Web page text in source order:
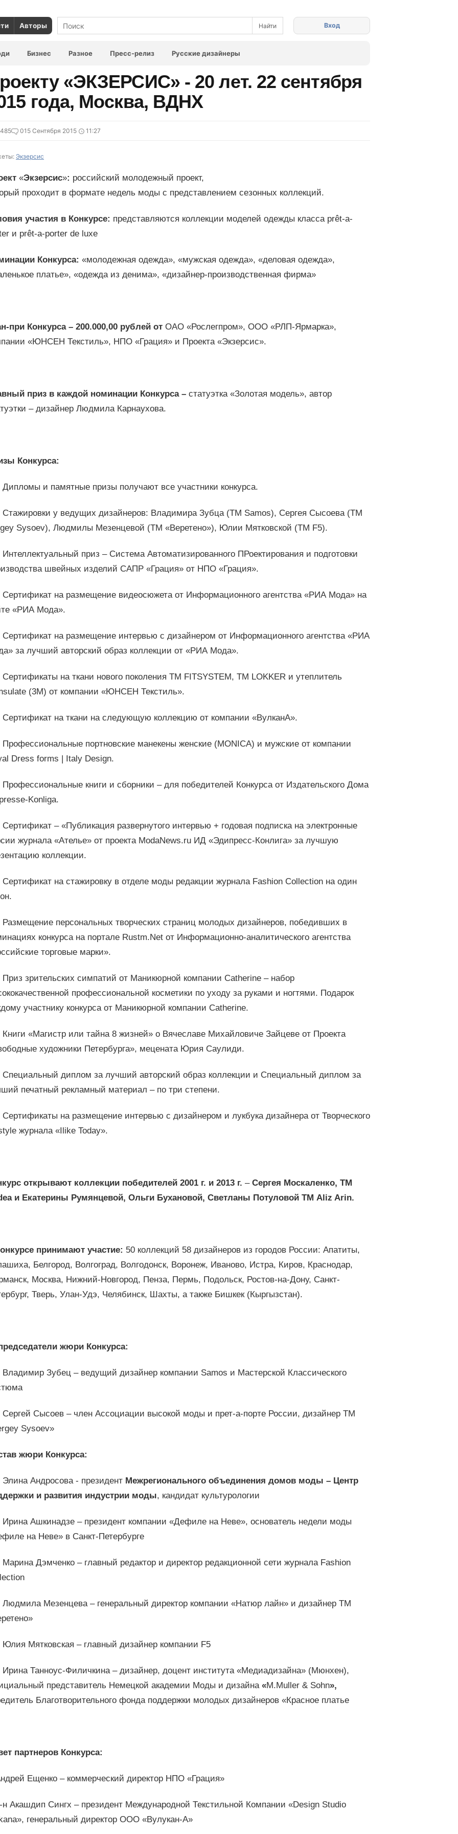
Авторы
Бизнес Разное Пресс-релиз Русские дизайнеры
Вход
«ЭКЗЕРСИС» - 20 лет. 22 сентября
года, Москва, ВДНХ
015 Сентября 2015 11:27
Экзерсис
«Экзерсис»: российский молодежный проект,
проходит в формате недель моды с представлением сезонных коллекций.
участия в Конкурсе: представляются коллекции моделей одежды класса prêt-a-
и prêt-a-porter de luxe
Конкурса: «молодежная одежда», «мужская одежда», «деловая одежда»,
платье», «одежда из денима», «дизайнер-производственная фирма»
при Конкурса – 200.000,00 рублей от ОАО «Рослегпром», ООО «РЛП-Ярмарка»,
«ЮНСЕН Текстиль», НПО «Грация» и Проекта «Экзерсис».
приз в каждой номинации Конкурса – статуэтка «Золотая модель», автор
– дизайнер Людмила Карнаухова.
Конкурса:
и памятные призы получают все участники конкурса.
у ведущих дизайнеров: Владимира Зубца (ТМ Samos), Сергея Сысоева (ТМ
Sysoev), Людмилы Мезенцевой (ТМ «Веретено»), Юлии Мятковской (ТМ F5).
приз – Система Автоматизированного ПРоектирования и подготовки
швейных изделий САПР «Грация» от НПО «Грация».
на размещение видеосюжета от Информационного агентства «РИА Мода» на
«РИА Мода».
на размещение интервью с дизайнером от Информационного агентства «РИА
за лучший авторский образ коллекции от «РИА Мода».
на ткани нового поколения ТМ FITSYSTEM, ТМ LOKKER и утеплитель
(3М) от компании «ЮНСЕН Текстиль».
на ткани на следующую коллекцию от компании «ВулканА».
портновские манекены женские (MONICA) и мужские от компании
Dress forms | Italy Design.
книги и сборники – для победителей Конкурса от Издательского Дома
Konliga.
– «Публикация развернутого интервью + годовая подписка на электронные
журнала «Ателье» от проекта ModaNews.ru ИД «Эдипресс-Конлига» за лучшую
коллекции.
на стажировку в отделе моды редакции журнала Fashion Collection на один
персональных творческих страниц молодых дизайнеров, победивших в
конкурса на портале Rustm.Net от Информационно-аналитического агентства
торговые марки».
зрительских симпатий от Маникюрной компании Catherine – набор
профессиональной косметики по уходу за руками и ногтями. Подарок
участнику конкурса от Маникюрной компании Catherine.
«Магистр или тайна 8 жизней» о Вячеславе Михайловиче Зайцеве от Проекта
художники Петербурга», мецената Юрия Саулиди.
диплом за лучший авторский образ коллекции и Специальный диплом за
печатный рекламный материал – по три степени.
на размещение интервью с дизайнером и лукбука дизайнера от Творческого
журнала «Ilike Today».
открывают коллекции победителей 2001 г. и 2013 г. –Сергея Москаленко, ТМ
и Екатерины Румянцевой, Ольги Бухановой, Светланы Потуловой ТМ Aliz Arin.
принимают участие: 50 коллекций 58 дизайнеров из городов России: Апатиты,
Белгород, Волгоград, Волгодонск, Воронеж, Иваново, Истра, Киров, Краснодар,
Москва, Нижний-Новгород, Пенза, Пермь, Подольск, Ростов-на-Дону, Санкт-
Тверь, Улан-Удэ, Челябинск, Шахты, а также Бишкек (Кыргызстан).
жюри Конкурса:
Зубец – ведущий дизайнер компании Samos и Мастерской Классического
Сысоев – член Ассоциации высокой моды и прет-а-порте России, дизайнер ТМ
Sysoev»
жюри Конкурса:
Андросова - президент Межрегионального объединения домов моды – Центр
и развития индустрии моды, кандидат культурологии
Ашкинадзе – президент компании «Дефиле на Неве», основатель недели моды
на Неве» в Санкт-Петербурге
Дэмченко – главный редактор и директор редакционной сети журнала Fashion
Мезенцева – генеральный директор компании «Натюр лайн» и дизайнер ТМ
Мятковская – главный дизайнер компании F5
Танноус-Филичкина – дизайнер, доцент института «Медиадизайна» (Мюнхен),
представитель Немецкой академии Моды и дизайна «M.Muller & Sohn»,
Благотворительного фонда поддержки молодых дизайнеров «Красное платье
партнеров Конкурса:
Ещенко – коммерческий директор НПО «Грация»
Акашдип Сингх – президент Международной Текстильной Компании «Design Studio
генеральный директор ООО «Вулукан-А»